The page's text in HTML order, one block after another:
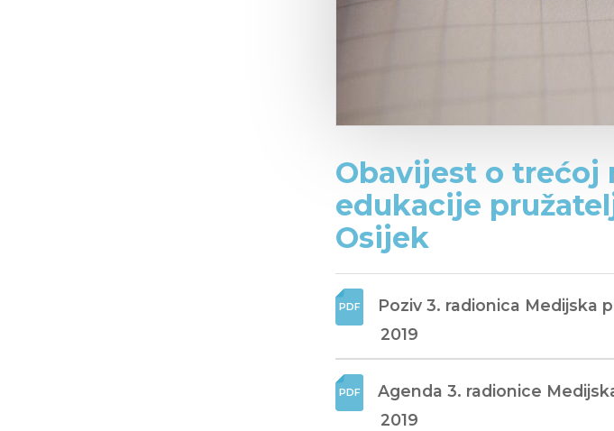
Obavijest o trećoj
edukacije
Osijek
Poziv 3. radionica Medijska
2019
Agenda 3. radionice
2019